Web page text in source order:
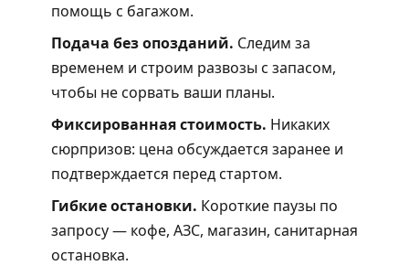
помощь с багажом.
Подача без опозданий. Следим за
временем и строим развозы с запасом,
чтобы не сорвать ваши планы.
Фиксированная стоимость. Никаких
сюрпризов: цена обсуждается заранее и
подтверждается перед стартом.
Гибкие остановки. Короткие паузы по
запросу — кофе, АЗС, магазин, санитарная
остановка.